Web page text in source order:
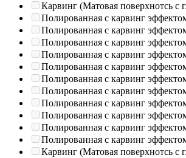
Карвинг (Матовая поверхнотсь с
Полированная c карвинг
Полированная c карвинг
Полированная c карвинг
Полированная c карвинг
Полированная c карвинг
Полированная c карвинг
Полированная c карвинг
Полированная c карвинг
Полированная c карвинг
Полированная c карвинг
Полированная c карвинг
Карвинг (Матовая поверхнотсь с